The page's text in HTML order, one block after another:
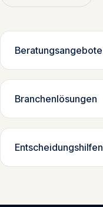
Beratungsangebote
Branchenlösungen
Entscheidungshilfen